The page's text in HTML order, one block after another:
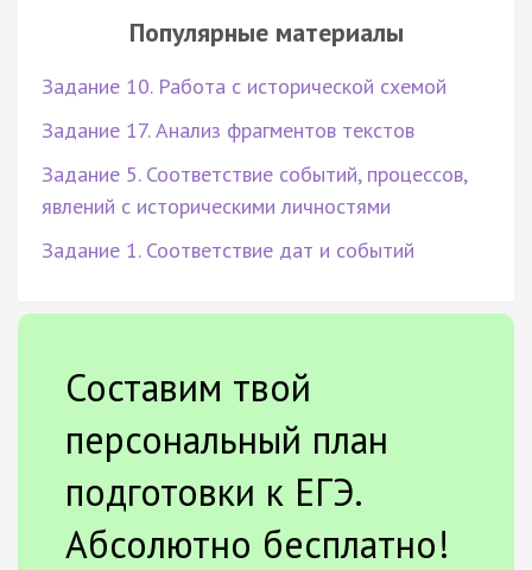
Популярные материалы
Задание 10. Работа с исторической схемой
Задание 17. Анализ фрагментов текстов
Задание 5. Соответствие событий, процессов,
явлений с историческими личностями
Задание 1. Соответствие дат и событий
Составим твой
персональный план
подготовки к ЕГЭ.
Абсолютно бесплатно!